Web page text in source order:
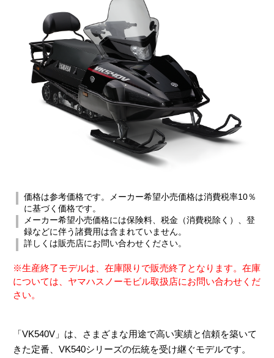
価格は参考価格です。メーカー希望小売価格は消費税率10％
に基づく価格です。
メーカー希望小売価格には保険料、税金（消費税除く）、登
録などに伴う諸費用は含まれていません。
詳しくは販売店にお問い合わせください。
※生産終了モデルは、在庫限りで販売終了となります。在庫
については、ヤマハスノーモビル取扱店にお問い合わせくだ
さい。
「VK540V」は、さまざまな用途で高い実績と信頼を築いて
きた定番、VK540シリーズの伝統を受け継ぐモデルです。